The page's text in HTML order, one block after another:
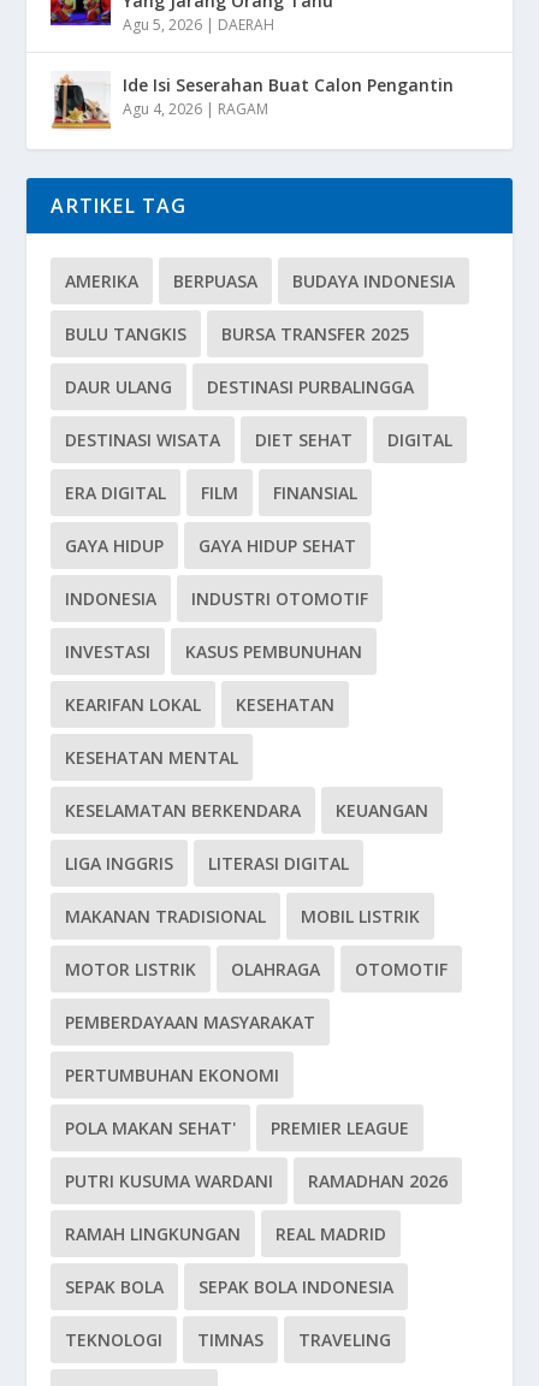
Agu 5, 2026 | DAERAH
Ide Isi Seserahan Buat Calon Pengantin
Agu 4, 2026 | RAGAM
ARTIKEL TAG
AMERIKA BERPUASA BUDAYA INDONESIA
BULU TANGKIS BURSA TRANSFER 2025
DAUR ULANG DESTINASI PURBALINGGA
DESTINASI WISATA DIET SEHAT DIGITAL
ERA DIGITAL FILM FINANSIAL
GAYA HIDUP GAYA HIDUP SEHAT
INDONESIA INDUSTRI OTOMOTIF
INVESTASI KASUS PEMBUNUHAN
KEARIFAN LOKAL KESEHATAN
KESEHATAN MENTAL
KESELAMATAN BERKENDARA KEUANGAN
LIGA INGGRIS LITERASI DIGITAL
MAKANAN TRADISIONAL MOBIL LISTRIK
MOTOR LISTRIK OLAHRAGA OTOMOTIF
PEMBERDAYAAN MASYARAKAT
PERTUMBUHAN EKONOMI
POLA MAKAN SEHAT' PREMIER LEAGUE
PUTRI KUSUMA WARDANI RAMADHAN 2026
RAMAH LINGKUNGAN REAL MADRID
SEPAK BOLA SEPAK BOLA INDONESIA
TEKNOLOGI TIMNAS TRAVELING